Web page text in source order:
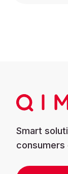
Smart
consumers